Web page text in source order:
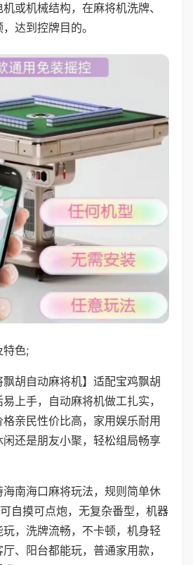
或机械结构，在麻将机洗牌、
达到控牌目的。
特色;
飘胡自动麻将机】适配宝鸡飘胡
上手，自动麻将机做工扎实，
亲民性价比高，家用娱乐耐用
还是朋友小聚，轻松组局畅享
南海口麻将玩法，规则简单休
自摸可点炮，无复杂番型，机器
，洗牌流畅，不卡顿，机身轻
、阳台都能玩，普通家用款，